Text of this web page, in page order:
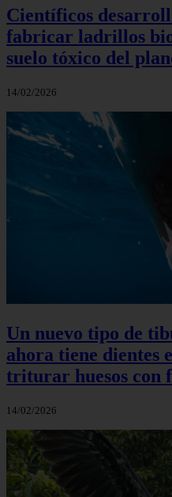
Científicos
fabricar ladrillos
suelo tóxico del
14/02/2026
Un nuevo tipo de
ahora tiene dientes
triturar huesos con
14/02/2026